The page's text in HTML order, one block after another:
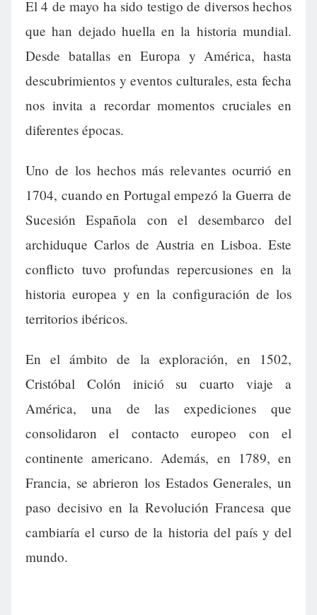
El 4 de mayo ha sido testigo de diversos hechos
que han dejado huella en la historia mundial.
Desde batallas en Europa y América, hasta
descubrimientos y eventos culturales, esta fecha
nos invita a recordar momentos cruciales en
diferentes épocas.
Uno de los hechos más relevantes ocurrió en
1704, cuando en Portugal empezó la Guerra de
Sucesión Española con el desembarco del
archiduque Carlos de Austria en Lisboa. Este
conflicto tuvo profundas repercusiones en la
historia europea y en la configuración de los
territorios ibéricos.
En el ámbito de la exploración, en 1502,
Cristóbal Colón inició su cuarto viaje a
América, una de las expediciones que
consolidaron el contacto europeo con el
continente americano. Además, en 1789, en
Francia, se abrieron los Estados Generales, un
paso decisivo en la Revolución Francesa que
cambiaría el curso de la historia del país y del
mundo.